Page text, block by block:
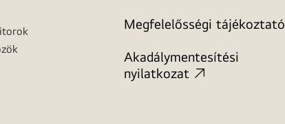
Megfelelősségi tájékoztató
Akadálymentesítési
nyilatkozat